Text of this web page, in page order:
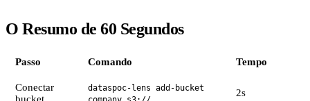
O Resumo de 60 Segundos
Passo Comando Tempo
Conectar
dataspoc-lens add-bucket
2s